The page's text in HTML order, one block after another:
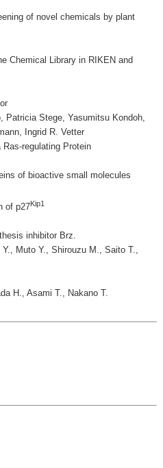
of novel chemicals by plant
Chemical Library in RIKEN and
Patricia Stege, Yasumitsu Kondoh,
Ingrid R. Vetter
regulating Protein
of bioactive small molecules
of p27Kip1
inhibitor Brz.
Muto Y., Shirouzu M., Saito T.,
H., Asami T., Nakano T.